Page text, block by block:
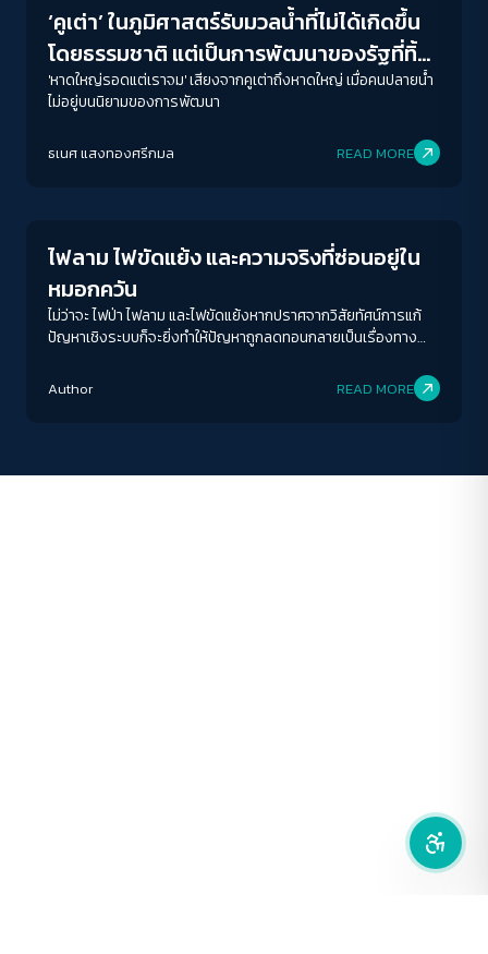
‘คูเต่า’ ในภูมิศาสตร์รับมวลน้ำที่ไม่ได้เกิดขึ้น
โดยธรรมชาติ แต่เป็นการพัฒนาของรัฐที่ทิ้ง
‘คนปลายน้ำ’
'หาดใหญ่รอดแต่เราจม' เสียงจากคูเต่าถึงหาดใหญ่ เมื่อคนปลายน้ำ
ไม่อยู่บนนิยามของการพัฒนา
ธเนศ แสงทองศรีกมล READ MORE
ไฟลาม ไฟขัดแย้ง และความจริงที่ซ่อนอยู่ใน
หมอกควัน
ไม่ว่าจะ ไฟป่า ไฟลาม และไฟขัดแย้งหากปราศจากวิสัยทัศน์การแก้
ปัญหาเชิงระบบก็จะยิ่งทำให้ปัญหาถูกลดทอนกลายเป็นเรื่องทาง
ไม่ช่วยอะไร?
Author READ MORE
ปกติ มาก มากที่สุด
Deutan Tritan